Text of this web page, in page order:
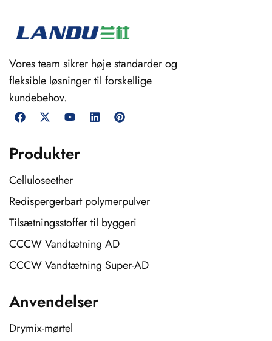
Vores team sikrer høje standarder og
fleksible løsninger til forskellige
kundebehov.
Produkter
Celluloseether
Redispergerbart polymerpulver
Tilsætningsstoffer til byggeri
CCCW Vandtætning AD
CCCW Vandtætning Super-AD
Anvendelser
Drymix-mørtel